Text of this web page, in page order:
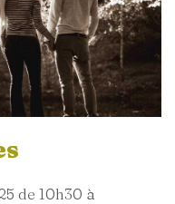
de 10h30 à